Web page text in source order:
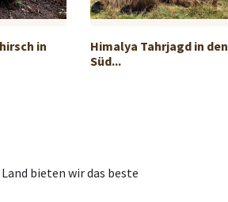
in
Himalya Tahrjagd in den
Süd...
bieten wir das beste